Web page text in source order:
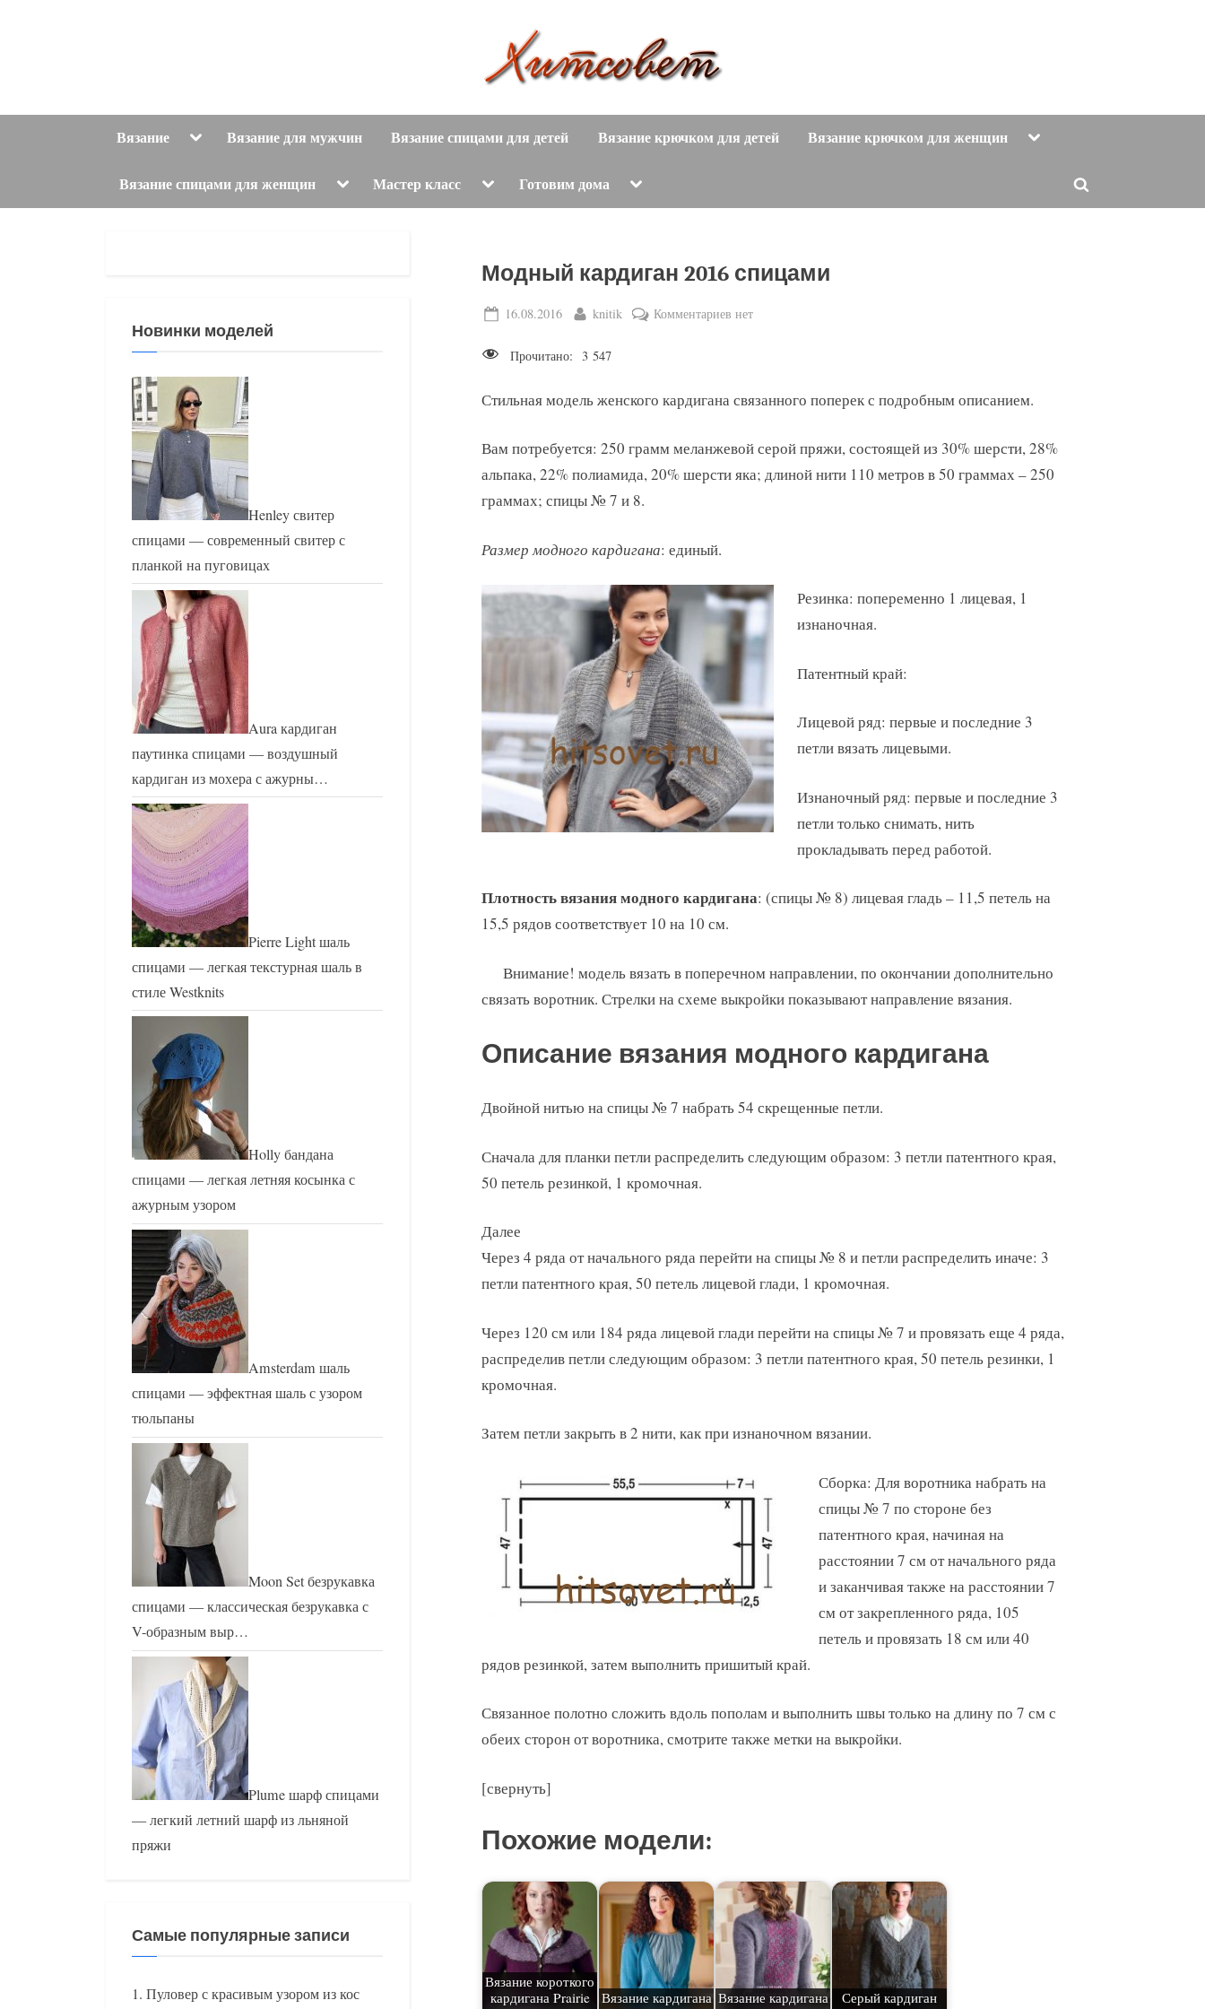
и
т
о
в
е
вязание
с
описанием
и
Вязание ToggleВязание для мужчин Вязание спицами для детей Вязание крючком для детей Вязание крючком для женщин Toggle
Вязание спицами для женщин Toggle
menu
Мастер класс Toggle
menu
Готовим дома Toggle
menu
Toggle
Модный кардиган 2016 спицами
Posted
16.08.2016 By
knitik Комментариев к
2016
нет
Прочитано: 3 547
Стильная модель женского кардигана связанного поперек с подробным описанием.
Вам потребуется: 250 грамм меланжевой серой пряжи, состоящей из 30% шерсти, 28%
альпака, 22% полиамида, 20% шерсти яка; длиной нити 110 метров в 50 граммах – 250
граммах; спицы № 7 и 8.
Размер модного кардигана: единый.
Резинка: попеременно 1 лицевая, 1
изнаночная.
Патентный край:
Лицевой ряд: первые и последние 3
петли вязать лицевыми.
Изнаночный ряд: первые и последние 3
петли только снимать, нить
прокладывать перед работой.
Плотность вязания модного кардигана: (спицы № 8) лицевая гладь – 11,5 петель на
15,5 рядов соответствует 10 на 10 см.
Внимание! модель вязать в поперечном направлении, по окончании дополнительно
связать воротник. Стрелки на схеме выкройки показывают направление вязания.
Описание вязания модного кардигана
Двойной нитью на спицы № 7 набрать 54 скрещенные петли.
Сначала для планки петли распределить следующим образом: 3 петли патентного края,
50 петель резинкой, 1 кромочная.
Далее
Через 4 ряда от начального ряда перейти на спицы № 8 и петли распределить иначе: 3
петли патентного края, 50 петель лицевой глади, 1 кромочная.
Через 120 см или 184 ряда лицевой глади перейти на спицы № 7 и провязать еще 4 ряда,
распределив петли следующим образом: 3 петли патентного края, 50 петель резинки, 1
кромочная.
Затем петли закрыть в 2 нити, как при изнаночном вязании.
Сборка: Для воротника набрать на
спицы № 7 по стороне без
патентного края, начиная на
расстоянии 7 см от начального ряда
и заканчивая также на расстоянии 7
см от закрепленного ряда, 105
петель и провязать 18 см или 40
рядов резинкой, затем выполнить пришитый край.
Связанное полотно сложить вдоль пополам и выполнить швы только на длину по 7 см с
обеих сторон от воротника, смотрите также метки на выкройки.
[свернуть]
Похожие модели:
Вязание короткого
кардигана Prairie
Вязание кардигана Вязание кардигана
Серый кардиган
Новинки моделей
Henley свитер
спицами — современный свитер с
планкой на пуговицах
Aura кардиган
паутинка спицами — воздушный
кардиган из мохера с ажурны…
Pierre Light шаль
спицами — легкая текстурная шаль в
стиле Westknits
Holly бандана
спицами — легкая летняя косынка с
ажурным узором
Amsterdam шаль
спицами — эффектная шаль с узором
тюльпаны
Moon Set безрукавка
спицами — классическая безрукавка с
V-образным выр…
Plume шарф спицами
— легкий летний шарф из льняной
пряжи
Самые популярные записи
Пуловер с красивым узором из кос